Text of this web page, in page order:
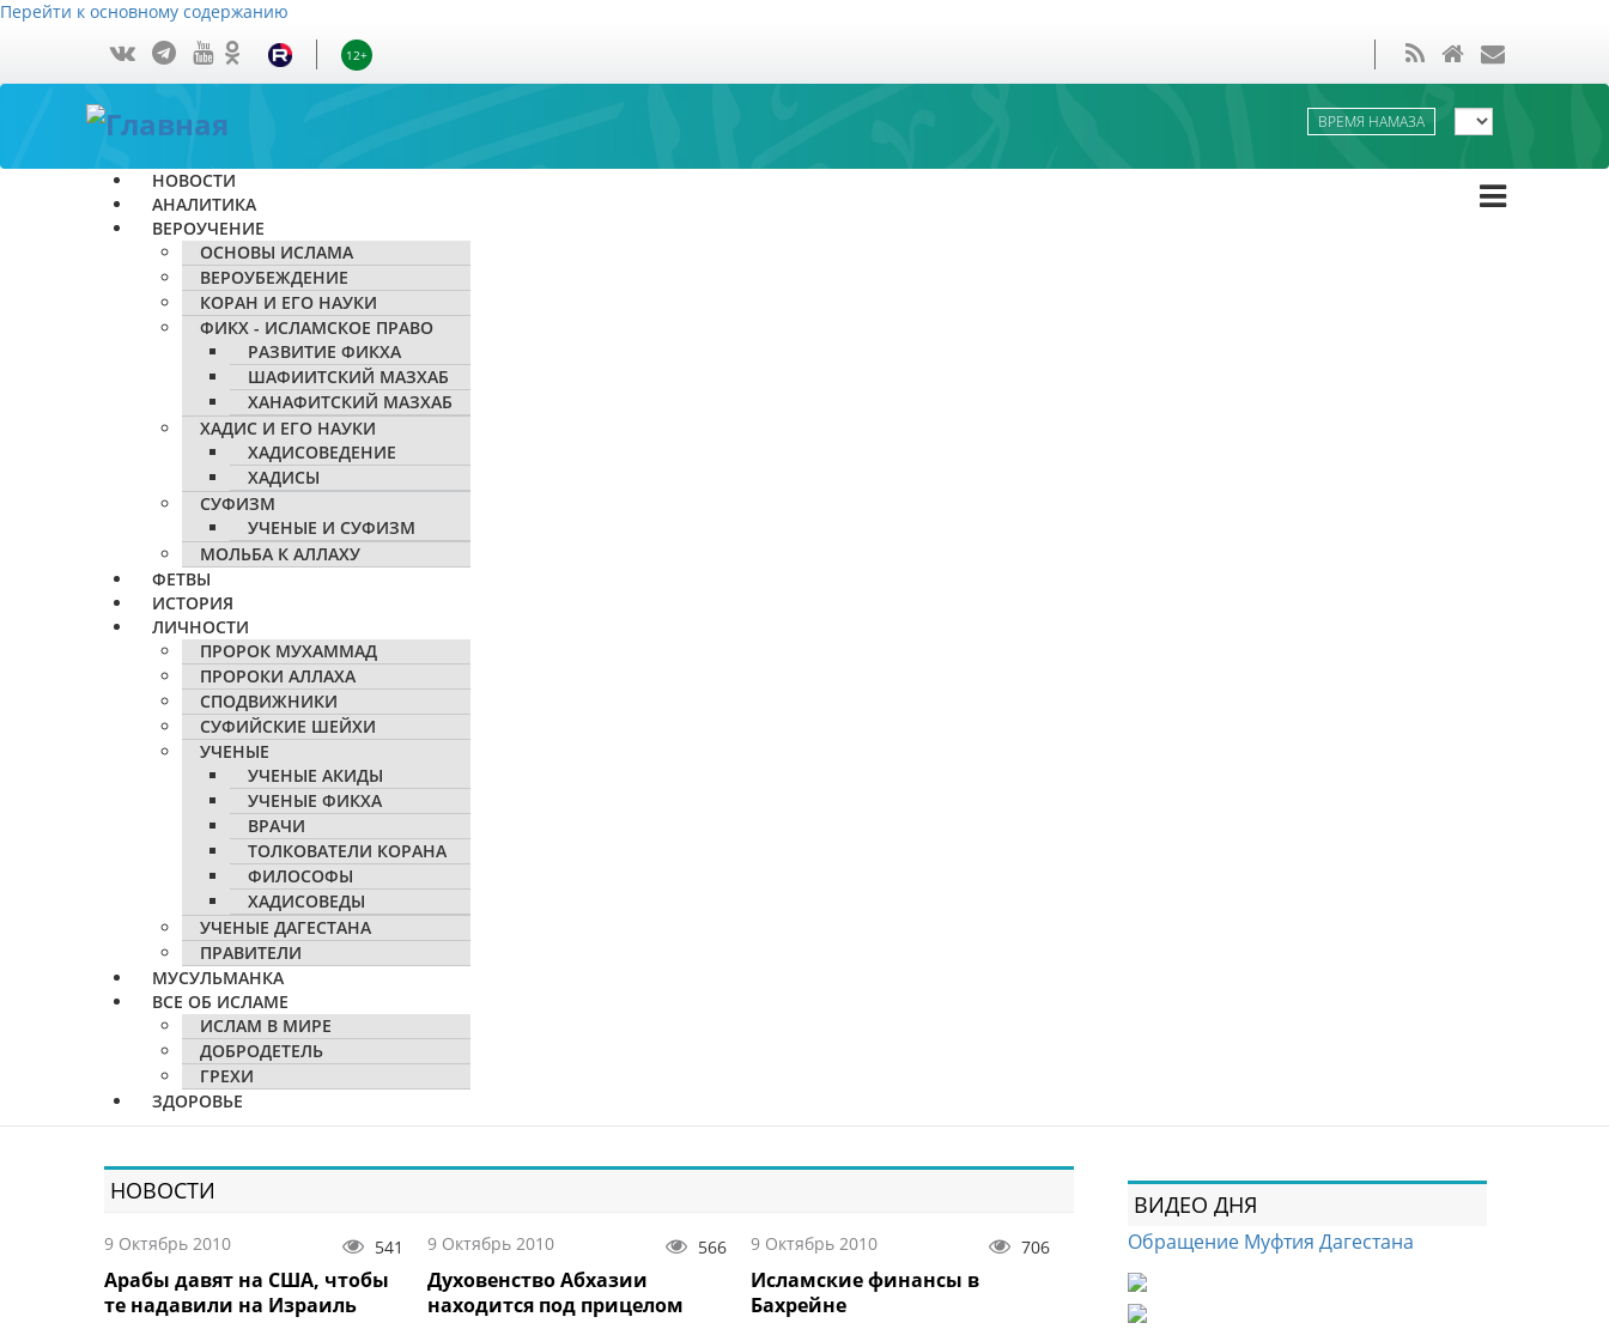
Перейти к основному содержанию
12+
ВРЕМЯ НАМАЗА
НОВОСТИ
АНАЛИТИКА
ВЕРОУЧЕНИЕ
ОСНОВЫ ИСЛАМА
ВЕРОУБЕЖДЕНИЕ
КОРАН И ЕГО НАУКИ
ФИКХ - ИСЛАМСКОЕ ПРАВО
РАЗВИТИЕ ФИКХА
ШАФИИТСКИЙ МАЗХАБ
ХАНАФИТСКИЙ МАЗХАБ
ХАДИС И ЕГО НАУКИ
ХАДИСОВЕДЕНИЕ
ХАДИСЫ
СУФИЗМ
УЧЕНЫЕ И СУФИЗМ
МОЛЬБА К АЛЛАХУ
ФЕТВЫ
ИСТОРИЯ
ЛИЧНОСТИ
ПРОРОК МУХАММАД
ПРОРОКИ АЛЛАХА
СПОДВИЖНИКИ
СУФИЙСКИЕ ШЕЙХИ
УЧЕНЫЕ
УЧЕНЫЕ АКИДЫ
УЧЕНЫЕ ФИКХА
ВРАЧИ
ТОЛКОВАТЕЛИ КОРАНА
ФИЛОСОФЫ
ХАДИСОВЕДЫ
УЧЕНЫЕ ДАГЕСТАНА
ПРАВИТЕЛИ
МУСУЛЬМАНКА
ВСЕ ОБ ИСЛАМЕ
ИСЛАМ В МИРЕ
ДОБРОДЕТЕЛЬ
ГРЕХИ
ЗДОРОВЬЕ
НОВОСТИ
9 Октябрь 2010 541
Арабы давят на США, чтобы
те надавили на Израиль
9 Октябрь 2010 566
Духовенство Абхазии
находится под прицелом
9 Октябрь 2010 706
Исламские финансы в
Бахрейне
ВИДЕО ДНЯ
Обращение Муфтия Дагестана